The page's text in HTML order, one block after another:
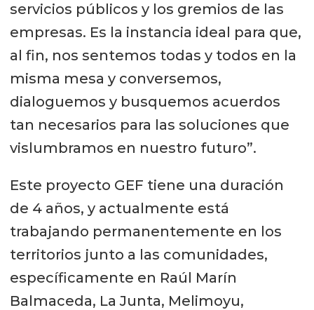
servicios públicos y los gremios de las
empresas. Es la instancia ideal para que,
al fin, nos sentemos todas y todos en la
misma mesa y conversemos,
dialoguemos y busquemos acuerdos
tan necesarios para las soluciones que
vislumbramos en nuestro futuro”.
Este proyecto GEF tiene una duración
de 4 años, y actualmente está
trabajando permanentemente en los
territorios junto a las comunidades,
específicamente en Raúl Marín
Balmaceda, La Junta, Melimoyu,